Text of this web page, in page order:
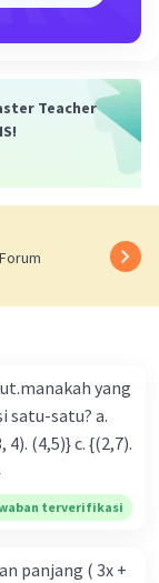
Teacher
yang
terverifikasi
panjang ( 3x +